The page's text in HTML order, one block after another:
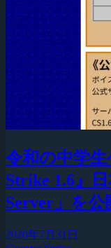
令和の中学
Strike 1.6』
Server」を公
2026年7月31日